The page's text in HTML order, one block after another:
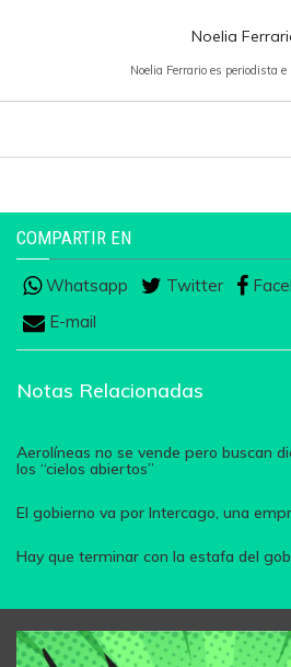
Noelia
Noelia Ferrario es periodista
COMPARTIR EN
Whatsapp Twitter
E-mail
Notas Relacionadas
Aerolíneas no se vende pero buscan
los “cielos abiertos”
El gobierno va por Intercago, una
Hay que terminar con la estafa del